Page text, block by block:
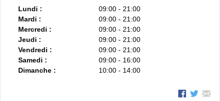
Lundi :
09:00 - 21:00
Mardi :
09:00 - 21:00
Mercredi :
09:00 - 21:00
Jeudi :
09:00 - 21:00
Vendredi :
09:00 - 21:00
Samedi :
09:00 - 16:00
Dimanche :
10:00 - 14:00